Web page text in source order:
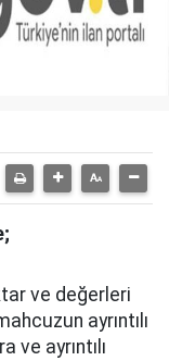
ve değerleri
ayrıntılı
ve ayrıntılı